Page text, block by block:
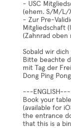
- USC
(ehem. S/M/L/
- Zur Pre-
Mitgliedschaft
(Zahnrad oben
Sobald wir
Bitte beachte
mit Tag der
Dong Ping
---ENGLISH---
Book your
(available for
the entrance
that this is a